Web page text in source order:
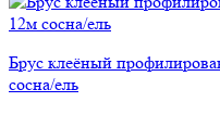
Брус клеёный
сосна/ель